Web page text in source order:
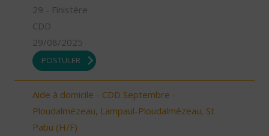
29 - Finistère
CDD
29/08/2025
POSTULER
Aide à domicile - CDD Septembre -
Ploudalmézeau, Lampaul-Ploudalmézeau, St
Pabu (H/F)